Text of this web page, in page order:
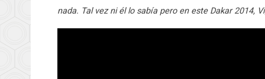
nada. Tal vez ni él lo sabía pero en este Dakar 2014,